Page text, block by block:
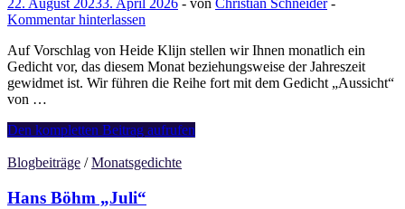
22. August 20233. April 2026 - von Christian Schneider-
Kommentar hinterlassen
Auf Vorschlag von Heide Klijn stellen wir Ihnen monatlich ein
Gedicht vor, das diesem Monat beziehungsweise der Jahreszeit
gewidmet ist. Wir führen die Reihe fort mit dem Gedicht „Aussicht“
von …
Friedrich
„Aussicht“
Den kompletten Beitrag aufrufen
Blogbeiträge /Monatsgedichte
Hans Böhm „Juli“